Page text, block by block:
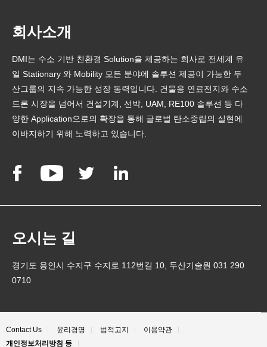
회사소개
DMI는 수소 기반 친환경 Solution을 제공하는 회사로 전세계 유
일 Stationary 와 Mobility 모든 분야에 솔루션 제공이 가능한 두
산그룹의 지속 가능한 성장 동력입니다. 건물용 연료전지와 수소
드론 시장을 넘어서 건설기계, 선박, UAM, RE100 솔루션 등 다
양한 Application으로의 확장을 통해 글로벌 탄소중립의 실현에
이바지하기 위해 노력하고 있습니다.
오시는 길
경기도 용인시 수지구 수지로 112번길 10, 두산기술원 031 290
0710
Contact Us 윤리경영 법적고지
이용약관
개인정보처리방침 등